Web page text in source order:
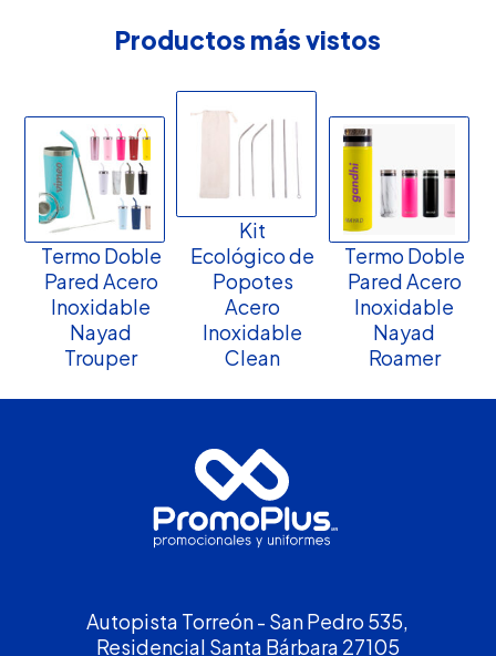
Productos más vistos
Termo Doble
Pared Acero
Inoxidable
Nayad
Trouper
Kit
Ecológico de
Popotes
Acero
Inoxidable
Clean
Termo Doble
Pared Acero
Inoxidable
Nayad
Roamer
Autopista Torreón - San Pedro 535,
Residencial Santa Bárbara 27105